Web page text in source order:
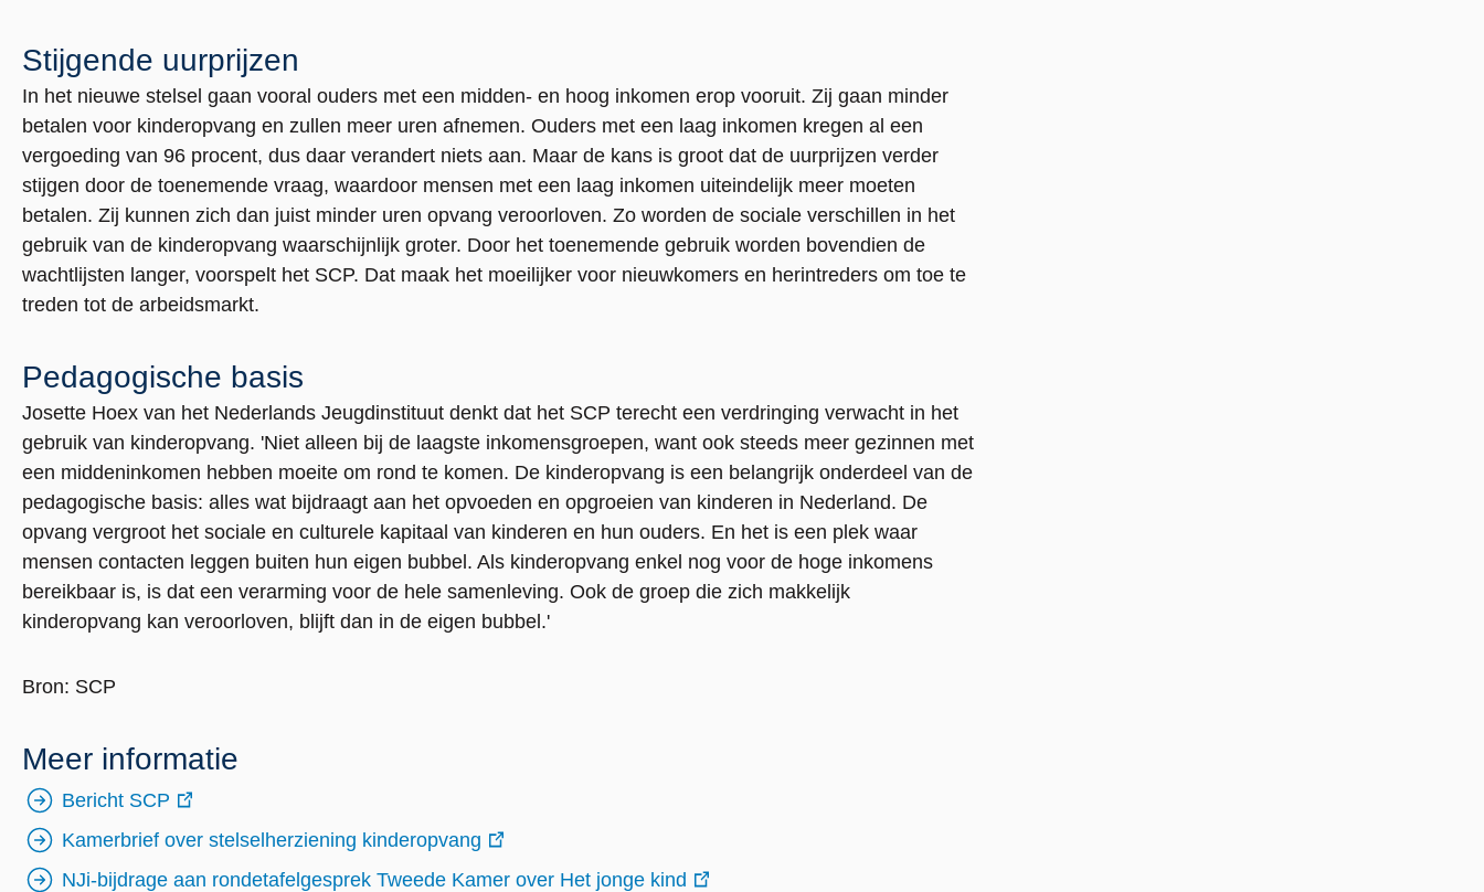
Stijgende uurprijzen
In het nieuwe stelsel gaan vooral ouders met een midden- en hoog inkomen erop vooruit. Zij gaan minder
betalen voor kinderopvang en zullen meer uren afnemen. Ouders met een laag inkomen kregen al een
vergoeding van 96 procent, dus daar verandert niets aan. Maar de kans is groot dat de uurprijzen verder
stijgen door de toenemende vraag, waardoor mensen met een laag inkomen uiteindelijk meer moeten
betalen. Zij kunnen zich dan juist minder uren opvang veroorloven. Zo worden de sociale verschillen in het
gebruik van de kinderopvang waarschijnlijk groter. Door het toenemende gebruik worden bovendien de
wachtlijsten langer, voorspelt het SCP. Dat maak het moeilijker voor nieuwkomers en herintreders om toe te
treden tot de arbeidsmarkt.
Pedagogische basis
Josette Hoex van het Nederlands Jeugdinstituut denkt dat het SCP terecht een verdringing verwacht in het
gebruik van kinderopvang. 'Niet alleen bij de laagste inkomensgroepen, want ook steeds meer gezinnen met
een middeninkomen hebben moeite om rond te komen. De kinderopvang is een belangrijk onderdeel van de
pedagogische basis: alles wat bijdraagt aan het opvoeden en opgroeien van kinderen in Nederland. De
opvang vergroot het sociale en culturele kapitaal van kinderen en hun ouders. En het is een plek waar
mensen contacten leggen buiten hun eigen bubbel. Als kinderopvang enkel nog voor de hoge inkomens
bereikbaar is, is dat een verarming voor de hele samenleving. Ook de groep die zich makkelijk
kinderopvang kan veroorloven, blijft dan in de eigen bubbel.'
Bron: SCP
Meer informatie
Bericht SCP
externe
Kamerbrief over stelselherziening kinderopvang
externe
NJi-bijdrage aan rondetafelgesprek Tweede Kamer over Het jonge kind